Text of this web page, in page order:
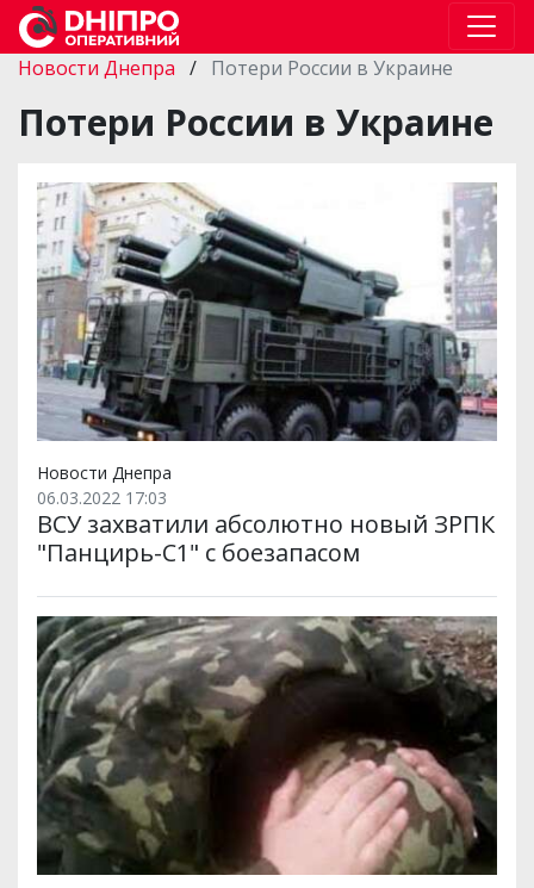
Новости Днепра / Потери России в Украине
Потери России в Украине
Новости Днепра
06.03.2022 17:03
ВСУ захватили абсолютно новый ЗРПК
"Панцирь-С1" с боезапасом